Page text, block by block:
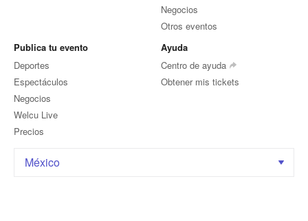
Negocios
Otros eventos
Publica tu evento
Deportes
Espectáculos
Negocios
Welcu Live
Precios
Ayuda
Centro de ayuda
Obtener mis tickets
México